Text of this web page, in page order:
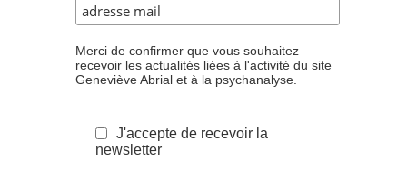
Merci de confirmer que vous souhaitez
recevoir les actualités liées à l'activité du site
Geneviève Abrial et à la psychanalyse.
J'accepte de recevoir la
newsletter